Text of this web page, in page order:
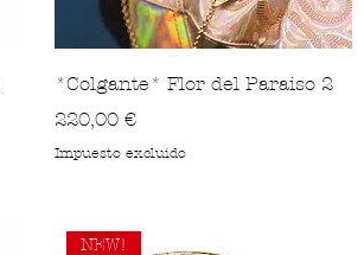
*Colgante* Flor del Paraiso 2
Precio
220,00 €
Impuesto excluido
NEW!